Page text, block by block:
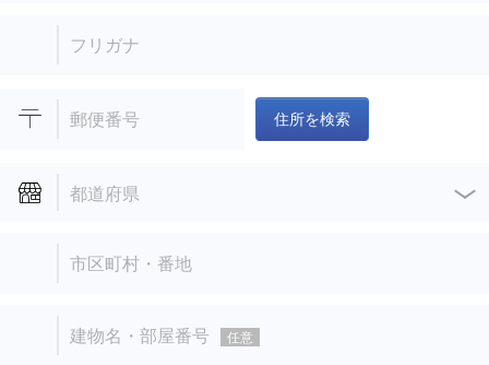
フリガナ
郵便番号 住所を検索
都道府県
市区町村・番地
建物名・部屋番号 任意